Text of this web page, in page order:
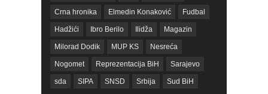
Crna hronika Elmedin Konaković Fudbal
Hadžići Ibro Berilo Ilidža Magazin
Milorad Dodik MUP KS Nesreća
Nogomet Reprezentacija BiH Sarajevo
sda SIPA SNSD Srbija Sud BiH